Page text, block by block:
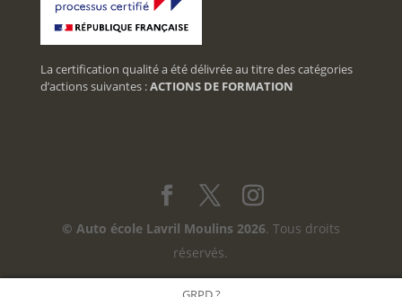
La certification qualité a été délivrée au titre des catégories
d’actions suivantes :ACTIONS DE FORMATION
© Auto école Lavril Moulins 2026. Tous droits
réservés.